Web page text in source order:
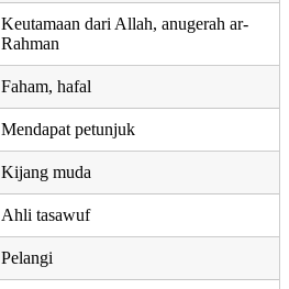
Keutamaan dari Allah, anugerah ar-
Rahman
Faham, hafal
Mendapat petunjuk
Kijang muda
Ahli tasawuf
Pelangi